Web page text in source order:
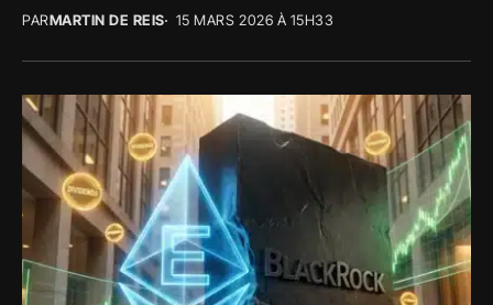
PARMARTIN DE REIS 15 MARS 2026 À 15H33